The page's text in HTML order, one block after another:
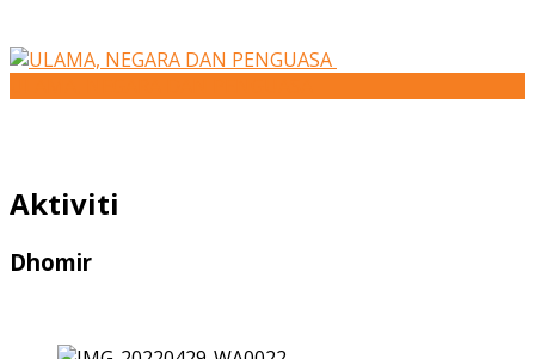
Aktiviti
Dhomir